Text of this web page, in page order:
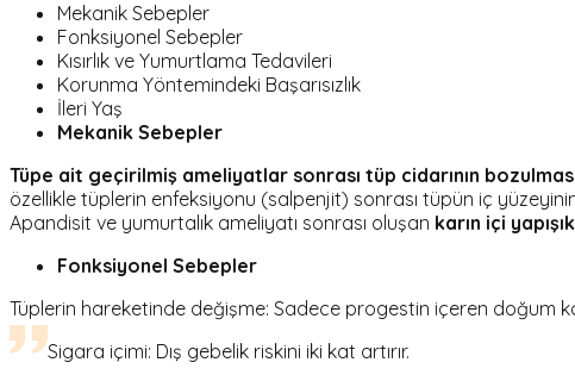
Mekanik Sebepler
Fonksiyonel Sebepler
Kısırlık ve Yumurtlama Tedavileri
Korunma Yöntemindeki Başarısızlık
İleri Yaş
Mekanik Sebepler
Tüpe ait geçirilmiş ameliyatlar sonrası tüp cidarının
özellikle tüplerin enfeksiyonu (salpenjit) sonrası tüpün iç
Apandisit ve yumurtalık ameliyatı sonrası oluşan karın içi
Fonksiyonel Sebepler
Tüplerin hareketinde değişme: Sadece progestin içeren doğum
Sigara içimi: Dış gebelik riskini iki kat artırır.